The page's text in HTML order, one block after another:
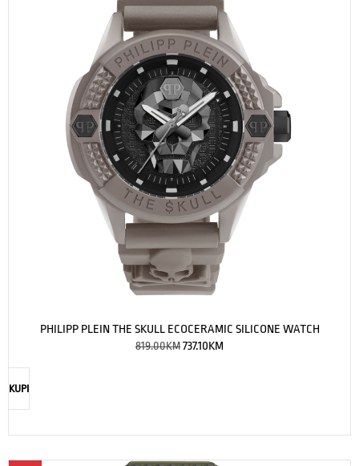
PHILIPP PLEIN THE SKULL ECOCERAMIC SILICONE WATCH
819.00KM737.10KM
KUPI